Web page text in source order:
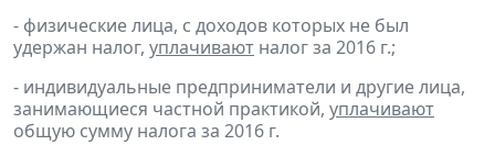
- физические лица, с доходов которых не был
удержан налог, уплачивают налог за 2016 г.;
- индивидуальные предприниматели и другие лица,
занимающиеся частной практикой, уплачивают
общую сумму налога за 2016 г.